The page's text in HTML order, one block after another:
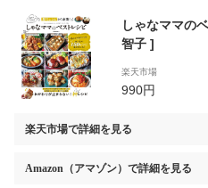
しゃなママの
智子 ]
楽天市場
990円
楽天市場で詳細を見る
Amazon（アマゾン） で詳細を見る